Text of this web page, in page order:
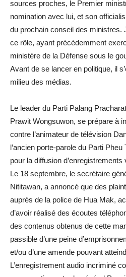
sources proches, le Premier
nomination avec lui, et son
du prochain conseil des ministres.
ce rôle, ayant précédemment
ministère de la Défense sous le
Avant de se lancer en politique, il
milieu des médias.
Le leader du Parti Palang
Prawit Wongsuwon, se prépare à
contre l’animateur de télévision
l’ancien porte-parole du Parti
pour la diffusion
Le 18 septembre, le secrétaire
Nititawan, a annoncé que des
auprès de la police de Hua Mak,
d’avoir réalisé des écoutes
des contenus obtenus de cette
passible d’une peine
et/ou d’une amende pouvant
L’enregistrement audio incriminé